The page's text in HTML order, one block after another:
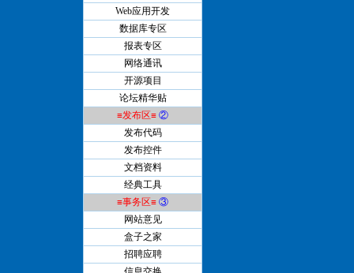
Web应用开发
数据库专区
报表专区
网络通讯
开源项目
论坛精华贴
≡发布区≡ ②
发布代码
发布控件
文档资料
经典工具
≡事务区≡ ③
网站意见
盒子之家
招聘应聘